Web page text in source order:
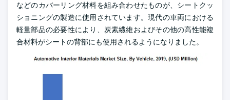
などのカバーリング材料を組み合わせたものが、シートクッ
ショニングの製造に使用されています。現代の車両における
軽量部品の必要性により、炭素繊維およびその他の高性能複
合材料がシートの背部にも使用されるようになりました。